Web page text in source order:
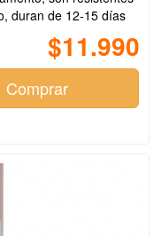
duran de 12-15 días
$11.990
Comprar